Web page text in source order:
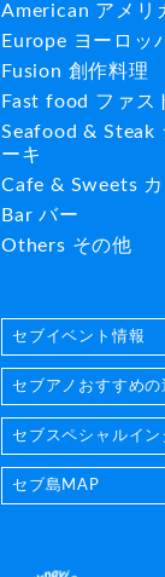
American アメリ
Europe ヨーロッ
Fusion 創作料理
Fast food ファス
Seafood & Steak
ーキ
Cafe & Sweets
Bar バー
Others その他
セブイベント情報
セブアノおすすめの
セブスペシャルイン
セブ島MAP